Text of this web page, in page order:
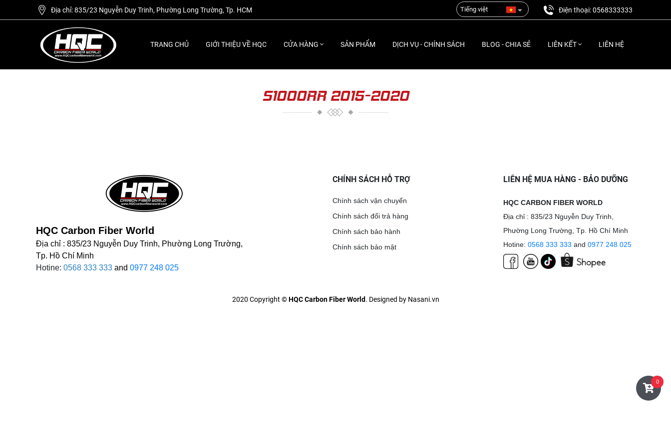
Địa chỉ: 835/23 Nguyễn Duy Trinh, Phường Long Trường, Tp. HCM Điện thoại: 0568333333
Tiếng việt
TRANG CHỦ GIỚI THIỆU VỀ HQC CỬA HÀNG SẢN PHẨM DỊCH VỤ - CHÍNH SÁCH BLOG - CHIA SẺ LIÊN KẾT LIÊN HỆ
S1000RR 2015-2020
HQC Carbon Fiber World
Địa chỉ : 835/23 Nguyễn Duy Trinh, Phường Long Trường,
Tp. Hồ Chí Minh
Hotine: 0568 333 333 and 0977 248 025
CHÍNH SÁCH HỖ TRỢ
Chính sách vận chuyển
Chính sách đổi trả hàng
Chính sách bảo hành
Chính sách bảo mật
LIÊN HỆ MUA HÀNG - BẢO DƯỠNG
HQC CARBON FIBER WORLD
Địa chỉ : 835/23 Nguyễn Duy Trinh,
Phường Long Trường, Tp. Hồ Chí Minh
Hotine: 0568 333 333 and 0977 248 025
2020 Copyright ©HQC Carbon Fiber World. Designed by Nasani.vn
0